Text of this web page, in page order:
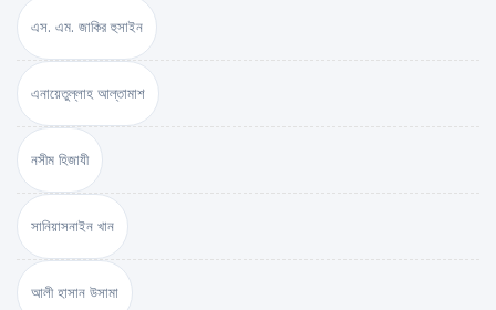
এস. এম. জাকির হুসাইন
এনায়েতুল্লাহ আল্‌তামাশ
নসীম হিজাযী
সানিয়াসনাইন খান
আলী হাসান উসামা